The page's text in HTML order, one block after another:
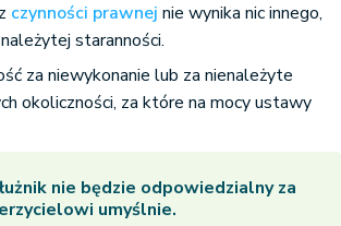
czynności prawnej nie wynika nic innego,
staranności.
za niewykonanie lub za nienależyte
okoliczności, za które na mocy ustawy
nie będzie odpowiedzialny za
umyślnie.